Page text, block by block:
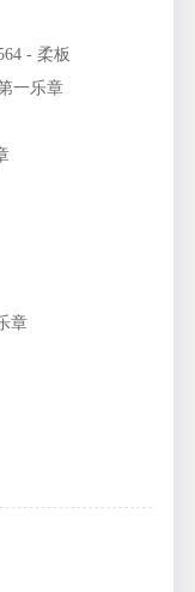
- 柔板
一乐章
章